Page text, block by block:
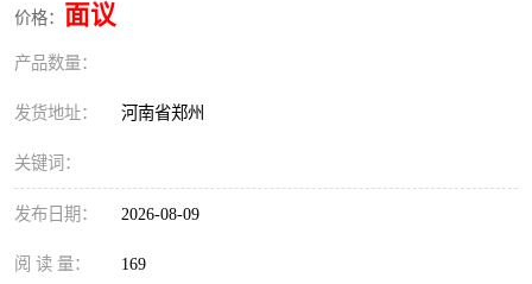
价格： 面议
产品数量：
发货地址： 河南省郑州
关键词：
发布日期： 2026-08-09
阅 读 量： 169